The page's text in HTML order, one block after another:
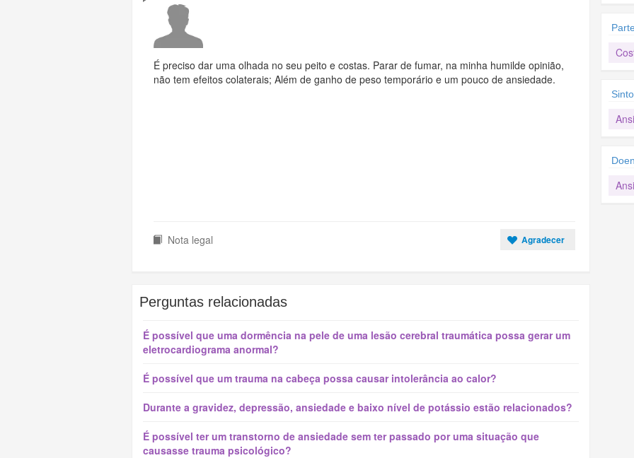
É preciso dar uma olhada no seu peito e costas. Parar de fumar, na minha humilde opinião,
não tem efeitos colaterais; Além de ganho de peso temporário e um pouco de ansiedade.
Nota legal Agradecer
Perguntas relacionadas
É possível que uma dormência na pele de uma lesão cerebral traumática possa gerar um
eletrocardiograma anormal?
É possível que um trauma na cabeça possa causar intolerância ao calor?
Durante a gravidez, depressão, ansiedade e baixo nível de potássio estão relacionados?
É possível ter um transtorno de ansiedade sem ter passado por uma situação que
causasse trauma psicológico?